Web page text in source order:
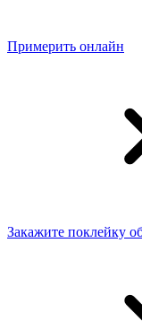
Примерить онлайн
Закажите поклейку